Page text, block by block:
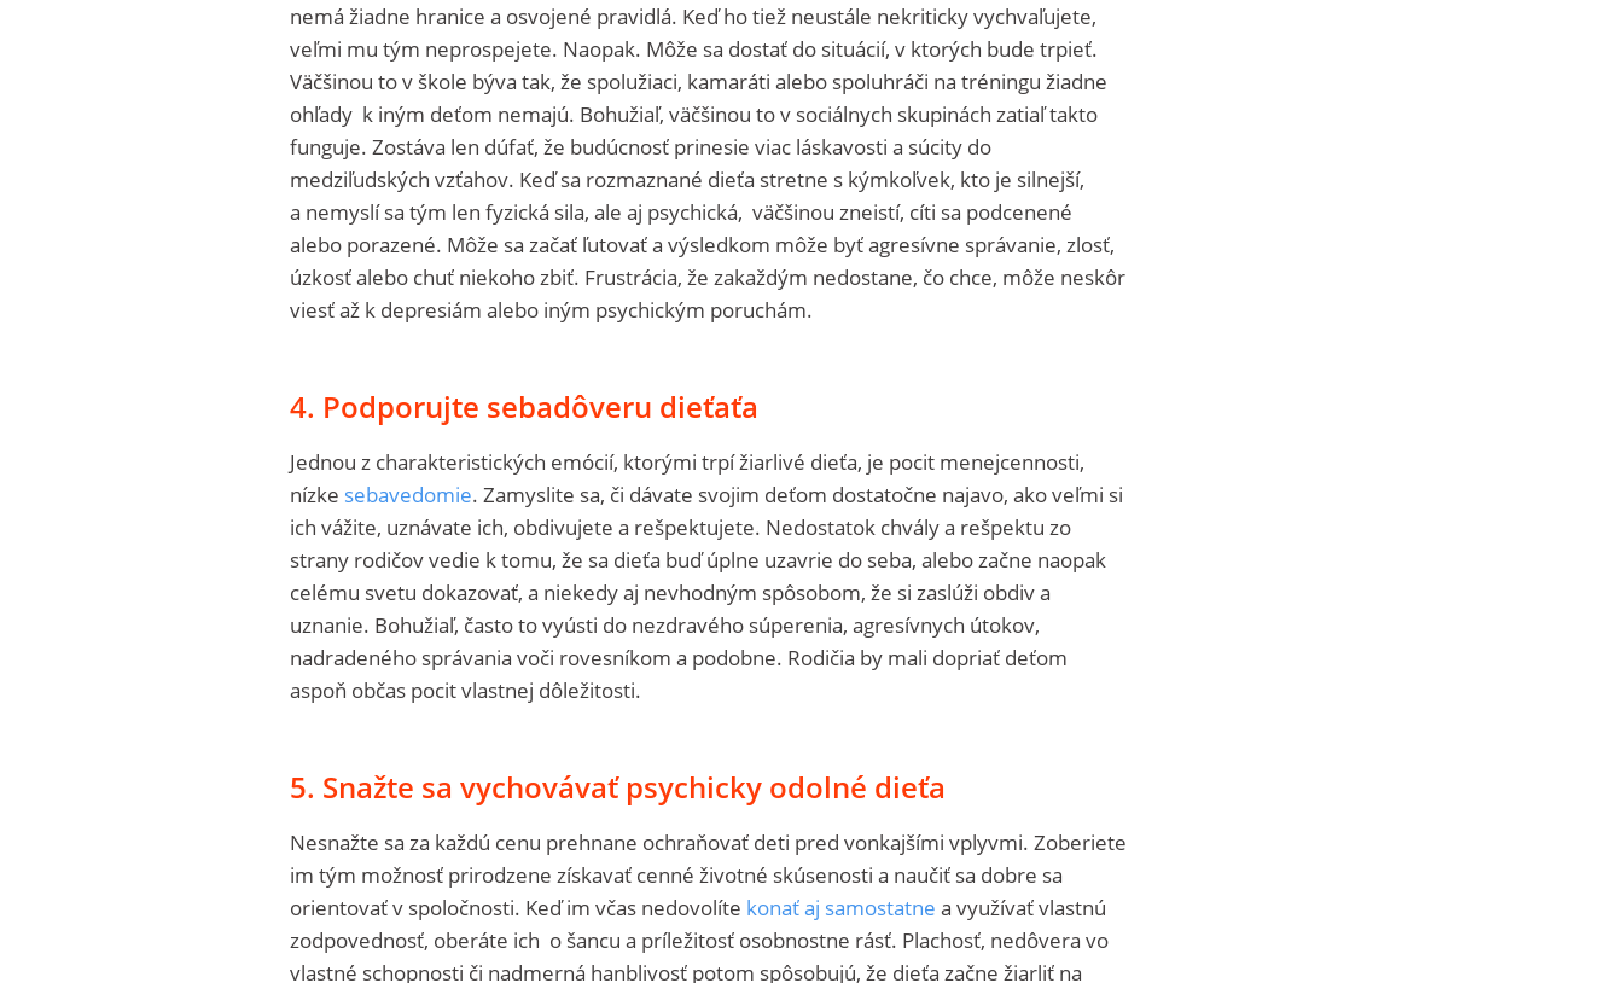
nemá žiadne hranice a osvojené pravidlá. Keď ho tiež neustále nekriticky vychvaľujete,
veľmi mu tým neprospejete. Naopak. Môže sa dostať do situácií, v ktorých bude trpieť.
Väčšinou to v škole býva tak, že spolužiaci, kamaráti alebo spoluhráči na tréningu žiadne
ohľady k iným deťom nemajú. Bohužiaľ, väčšinou to v sociálnych skupinách zatiaľ takto
funguje. Zostáva len dúfať, že budúcnosť prinesie viac láskavosti a súcity do
medziľudských vzťahov. Keď sa rozmaznané dieťa stretne s kýmkoľvek, kto je silnejší,
a nemyslí sa tým len fyzická sila, ale aj psychická, väčšinou zneistí, cíti sa podcenené
alebo porazené. Môže sa začať ľutovať a výsledkom môže byť agresívne správanie, zlosť,
úzkosť alebo chuť niekoho zbiť. Frustrácia, že zakaždým nedostane, čo chce, môže neskôr
viesť až k depresiám alebo iným psychickým poruchám.
4. Podporujte sebadôveru dieťaťa
Jednou z charakteristických emócií, ktorými trpí žiarlivé dieťa, je pocit menejcennosti,
nízke sebavedomie. Zamyslite sa, či dávate svojim deťom dostatočne najavo, ako veľmi si
ich vážite, uznávate ich, obdivujete a rešpektujete. Nedostatok chvály a rešpektu zo
strany rodičov vedie k tomu, že sa dieťa buď úplne uzavrie do seba, alebo začne naopak
celému svetu dokazovať, a niekedy aj nevhodným spôsobom, že si zaslúži obdiv a
uznanie. Bohužiaľ, často to vyústi do nezdravého súperenia, agresívnych útokov,
nadradeného správania voči rovesníkom a podobne. Rodičia by mali dopriať deťom
aspoň občas pocit vlastnej dôležitosti.
5. Snažte sa vychovávať psychicky odolné dieťa
Nesnažte sa za každú cenu prehnane ochraňovať deti pred vonkajšími vplyvmi. Zoberiete
im tým možnosť prirodzene získavať cenné životné skúsenosti a naučiť sa dobre sa
orientovať v spoločnosti. Keď im včas nedovolíte konať aj samostatne a využívať vlastnú
zodpovednosť, oberáte ich o šancu a príležitosť osobnostne rásť. Plachosť, nedôvera vo
vlastné schopnosti či nadmerná hanblivosť potom spôsobujú, že dieťa začne žiarliť na